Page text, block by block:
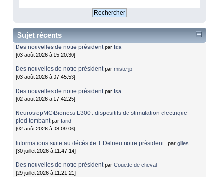
Sujet récents
Des nouvelles de notre président par Isa
[03 août 2026 à 15:20:30]
Des nouvelles de notre président parmisterjp
[03 août 2026 à 07:45:53]
Des nouvelles de notre président par Isa
[02 août 2026 à 17:42:25]
NeurostepMC/Bioness L300 : dispositifs de stimulation électrique -
pied tombant parfarid
[02 août 2026 à 08:09:06]
Informations suite au décès de T Delrieu notre président . pargilles
[30 juillet 2026 à 11:47:14]
Des nouvelles de notre président parCouette de cheval
[29 juillet 2026 à 11:21:21]